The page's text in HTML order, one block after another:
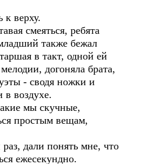
к верху.
смеяться, ребята
также бежал
в такт, одной ей
догоняла брата,
- сводя ножки и
в воздухе.
мы скучные,
простым вещам,
дали понять мне, что
ежесекундно.